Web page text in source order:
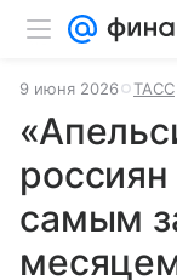
9 июня 2026 ТАСС
самым